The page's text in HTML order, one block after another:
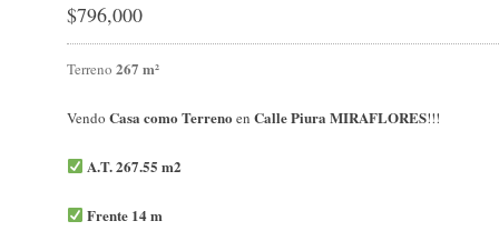
$796,000
Terreno 267 m²
Vendo Casa como Terreno en Calle Piura MIRAFLORES!!!
A.T. 267.55 m2
Frente 14 m